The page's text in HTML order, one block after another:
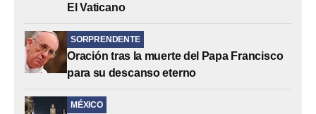
El Vaticano
SORPRENDENTE
Oración tras la muerte del Papa Francisco
para su descanso eterno
MÉXICO